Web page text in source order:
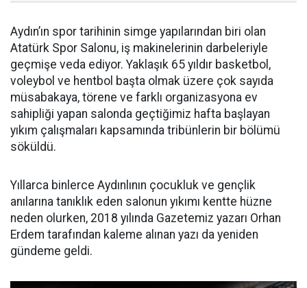
Aydın’ın spor tarihinin simge yapılarından biri olan
Atatürk Spor Salonu, iş makinelerinin darbeleriyle
geçmişe veda ediyor. Yaklaşık 65 yıldır basketbol,
voleybol ve hentbol başta olmak üzere çok sayıda
müsabakaya, törene ve farklı organizasyona ev
sahipliği yapan salonda geçtiğimiz hafta başlayan
yıkım çalışmaları kapsamında tribünlerin bir bölümü
söküldü.
Yıllarca binlerce Aydınlının çocukluk ve gençlik
anılarına tanıklık eden salonun yıkımı kentte hüzne
neden olurken, 2018 yılında Gazetemiz yazarı Orhan
Erdem tarafından kaleme alınan yazı da yeniden
gündeme geldi.